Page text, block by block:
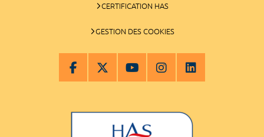
CERTIFICATION HAS
GESTION DES COOKIES